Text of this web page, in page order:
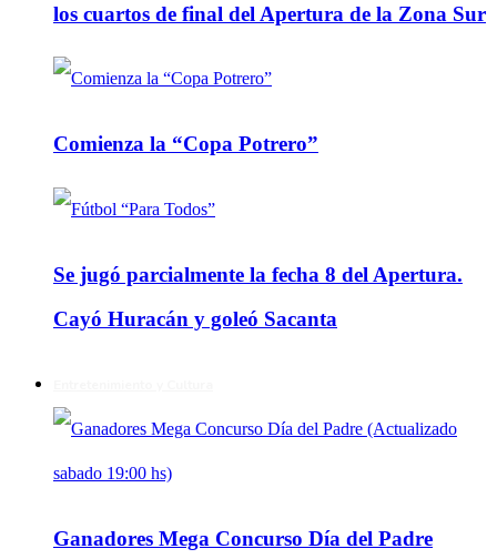
los cuartos de final del Apertura de la Zona Sur
Comienza la “Copa Potrero”
Se jugó parcialmente la fecha 8 del Apertura.
Cayó Huracán y goleó Sacanta
Ganadores Mega Concurso Día del Padre